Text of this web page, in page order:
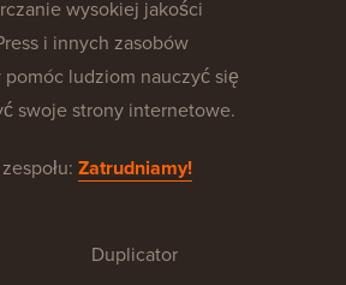
strona z zasobami WordPress
Syeda Balkhi. Głównym celem
ludziom nauczyć się